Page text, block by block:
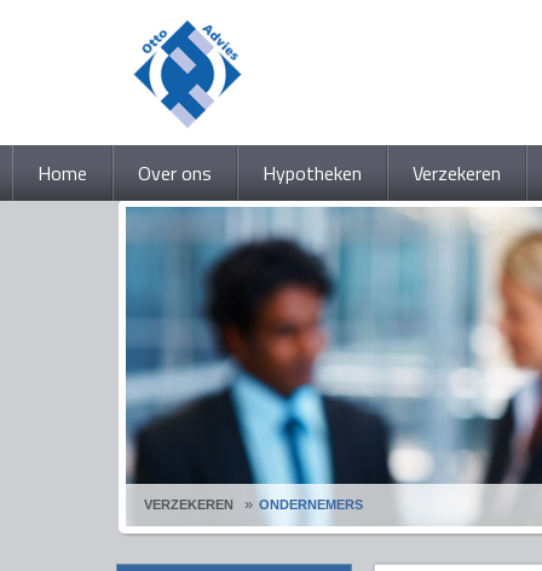
VERZEKEREN ONDERNEMERS
Home Over ons Hypotheken Verzekeren